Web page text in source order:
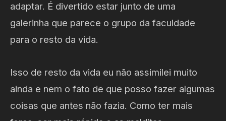
adaptar. É divertido estar junto de uma
galerinha que parece o grupo da faculdade
para o resto da vida.
Isso de resto da vida eu não assimilei muito
ainda e nem o fato de que posso fazer algumas
coisas que antes não fazia. Como ter mais